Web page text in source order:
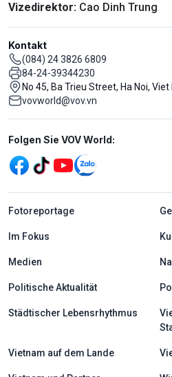
Vizedirektor: Cao Dinh Trung
Kontakt
(084) 24 3826 6809
84-24-39344230
No 45, Ba Trieu Street, Ha Noi, Viet
vovworld@vov.vn
Mạng xã hội
Folgen Sie VOV World:
menu footer tiếng
Fotoreportage
Im Fokus
Medien
Politische Aktualität
Städtischer Lebensrhythmus
Vietnam auf dem Lande